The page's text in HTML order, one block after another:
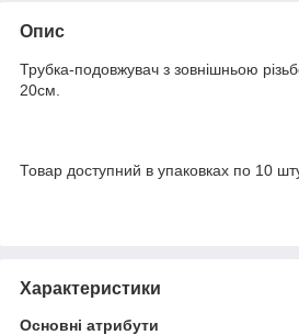
Опис
Трубка-подовжувач з зовнішньою
20см.
Товар доступний в упаковках по 10
Характеристики
Основні атрибути